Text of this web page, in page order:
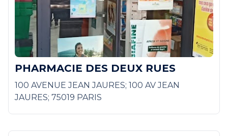
PHARMACIE DES DEUX RUES
100 AVENUE JEAN JAURES; 100 AV JEAN
JAURES; 75019 PARIS